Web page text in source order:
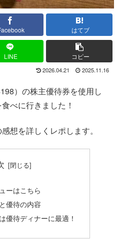
はてブ
LINE コピー
2026.04.21 2025.11.16
）の株主優待券を使用し
べに行きました！
想を詳しくレポします。
ーはこちら
優待の内容
優待ディナーに最適！